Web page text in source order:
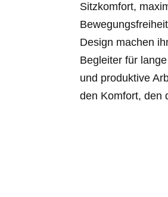
Sitzkomfort,
Design machen
Begleiter für
und produktive
den Komfort, den